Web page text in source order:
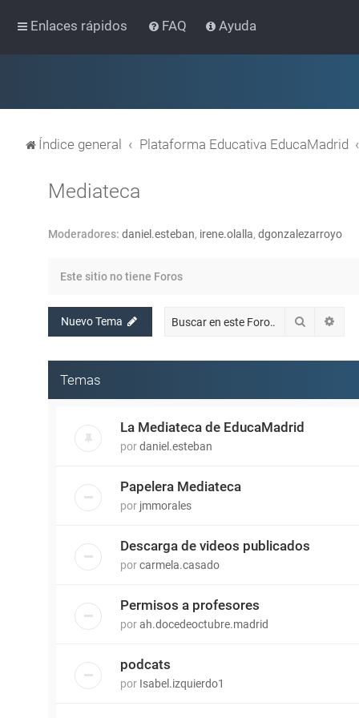
Enlaces rápidos FAQ Ayuda
Índice general Plataforma Educativa EducaMadrid
Mediateca
Moderadores: daniel.esteban, irene.olalla, dgonzalezarroyo
Este sitio no tiene Foros
Nuevo Tema Buscar
Temas
La Mediateca de EducaMadrid
pordaniel.esteban
Papelera Mediateca
por jmmorales
Descarga de videos publicados
porcarmela.casado
Permisos a profesores
porah.docedeoctubre.madrid
podcats
por Isabel.izquierdo1